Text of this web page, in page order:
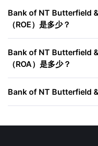
Bank of NT Butterfield
（ROE）是多少？
Bank of NT Butterfield
（ROA）是多少？
Bank of NT Butterfield